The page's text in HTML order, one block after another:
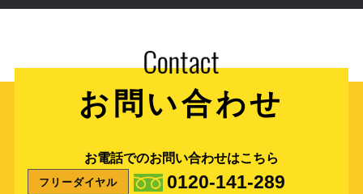
お問い合わせ
フリーダイヤル 0120-141-289
お電話でのお問い合わせはこちら